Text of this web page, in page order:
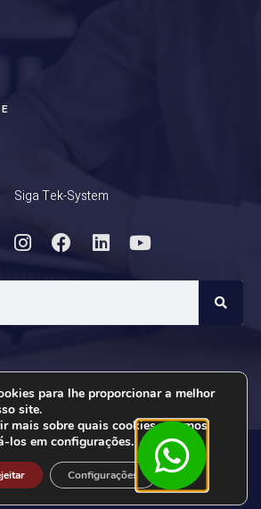
Siga Tek-System
Criado por:
para lhe proporcionar a melhor
site.
mais sobre quais cookies estamos
los em configurações.
Configurações Close GDPR